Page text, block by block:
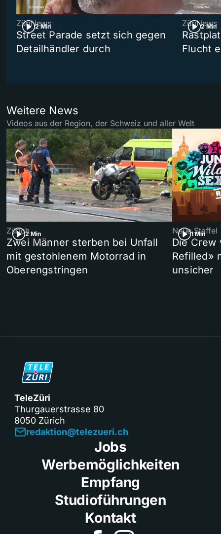
2 Min
ZüriNews
Street Parade setzt sich gegen
Detailhändler durch
2 Min
ZüriNews
Flucht
Weitere News
Videos aus der Region, der Schweiz und aller Welt
2 Min
Zürich
Zwei Männer sterben bei Unfall
mit gestohlenem Motorrad in
Oberengstringen
1 Min
Neue Staffel
Die Crew
Refilled»
unsicher
TeleZüri
Thurgauerstrasse 80
8050 Zürich
redaktion@telezueri.ch
Jobs
Werbemöglichkeiten
Empfang
Studioführungen
Kontakt